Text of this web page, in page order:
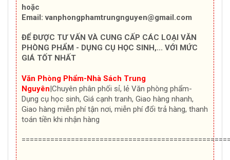
hoặc
Email:vanphongphamtrungnguyen@gmail.com
ĐỂ ĐƯỢC TƯ VẤN VÀ CUNG CẤP CÁC LOẠI VĂN
PHÒNG PHẨM - DỤNG CỤ HỌC SINH,... VỚI MỨC
GIÁ TỐT NHẤT
Văn Phòng Phẩm-Nhà Sách Trung
Nguyên|Chuyên phân phối sỉ, lẻ Văn phòng phẩm-
Dụng cụ học sinh, Giá cạnh tranh, Giao hàng nhanh,
Giao hàng miễn phí tận nơi, miễn phí đổi trả hàng, thanh
toán tiền khi nhận hàng